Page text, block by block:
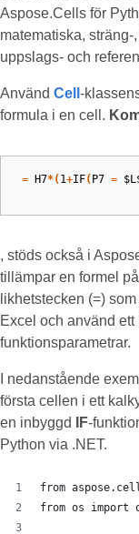
Aspose.Cells för
matematiska,
uppslags- och
Använd Cell -
formula i en cell.
= H7*( 1+IF( P7 =
, stöds också i
tillämpar en formel
likhetstecken (=)
Excel och använd
funktionsparametrar.
I nedanstående
första cellen i ett
en inbyggd
IF-
Python via .NET.
from
from os import